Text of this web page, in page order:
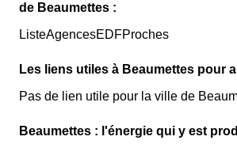
de Beaumettes :
ListeAgencesEDFProches
Les liens utiles à Beaumettes pour
Pas de lien utile pour la ville de
Beaumettes : l'énergie qui y est